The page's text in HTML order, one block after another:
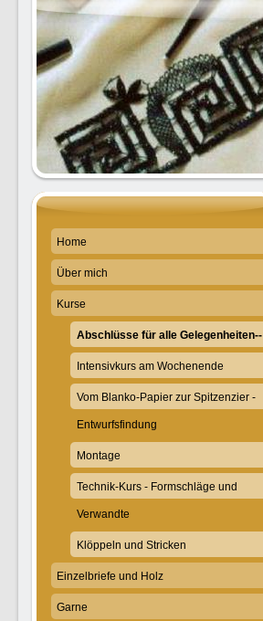
Home
Über mich
Kurse
Abschlüsse für alle Gelegenheiten--
Intensivkurs am Wochenende
Vom Blanko-Papier zur Spitzenzier -
Entwurfsfindung
Montage
Technik-Kurs - Formschläge und
Verwandte
Klöppeln und Stricken
Einzelbriefe und Holz
Garne